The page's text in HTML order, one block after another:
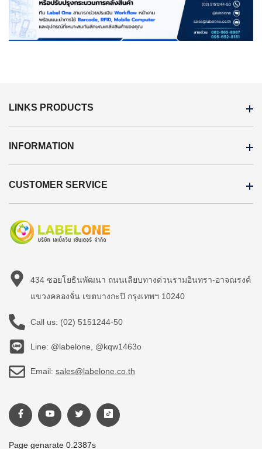
LINKS PRODUCTS
INFORMATION
CUSTOMER SERVICE
434 ซอยโยธินพัฒนา ถนนเลียบทางด่วนรามอินทรา-อาจณรงค์
แขวงคลองจั่น เขตบางกะปิ กรุงเทพฯ 10240
Call us: (02) 5151244-50
Line: @labelone, @kqw1463o
Email: sales@labelone.co.th
Page genarate 0.2387s